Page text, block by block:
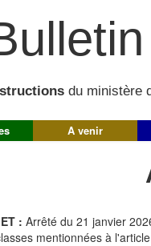
du ministère
A venir
: Arrêté du 21 janvier
mentionnées à